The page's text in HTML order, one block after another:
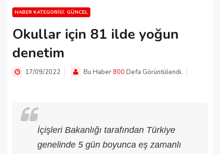
HABER KATEGORISI: GÜNCEL
Okullar için 81 ilde yoğun
denetim
17/09/2022 Bu Haber800 Defa Görüntülendi.
İçişleri Bakanlığı tarafından Türkiye
genelinde 5 gün boyunca eş zamanlı